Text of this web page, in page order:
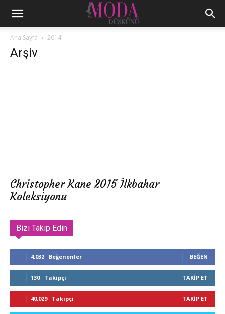
Ana Sayfa 2014
Arşiv
Christopher Kane 2015 İlkbahar
Koleksiyonu
Bizi Takip Edin
4,032 Beğenenler BEĞEN
130 Takipçi TAKIP ET
40,029 Takipçi TAKIP ET